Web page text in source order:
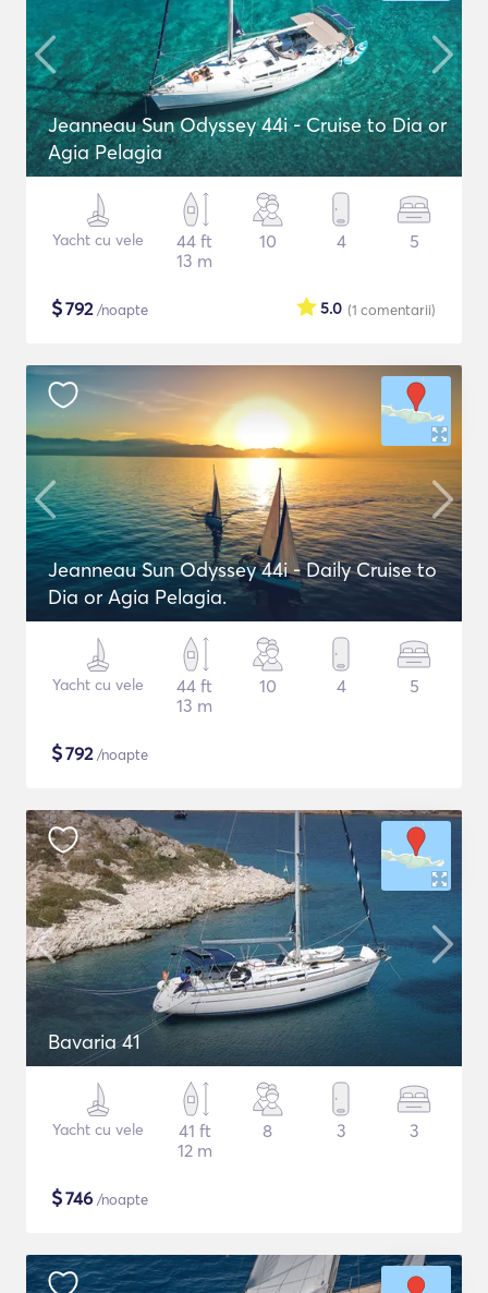
Jeanneau Sun Odyssey 44i - Cruise to Dia or
Agia Pelagia
Yacht cu vele
44 ft
13 m
10 4 5
$792/noapte (1 comentarii)
5.0
Jeanneau Sun Odyssey 44i - Daily Cruise to
Dia or Agia Pelagia.
Yacht cu vele
44 ft
13 m
10 4 5
$792/noapte
Bavaria 41
Yacht cu vele
41 ft
12 m
8 3 3
$746 /noapte